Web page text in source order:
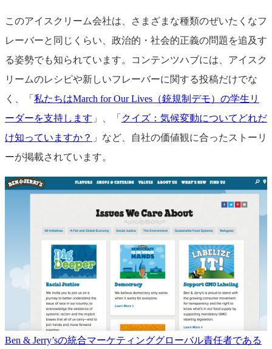
このアイスクリーム会社は、さまざまな種類のぜいたくなフ
レーバーと同じくらい、政治的・社会的正義の問題を追及す
る姿勢でも知られています。コンテンツハブには、アイスク
リームのレシピや新しいフレーバーに関する投稿だけでな
く、「 私たちはMarch for Our Lives（銃規制デモ）の学生リ
ーダーを支持します 」、「 クイズ：気候変動についてどれだ
け知っていますか？ 」など、自社の価値観に合ったストーリ
ーが掲載されています。
Ben & Jerry’sの統合マーケティンググローバル責任者である